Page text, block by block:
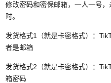
修改密码和密保邮箱，一人一号
时。
发货格式1（就是卡密格式）：
者是邮箱
发货格式2（就是卡密格式）：
箱密码